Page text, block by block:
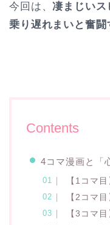
今回は、凄まじいス
乗り遅れまいと奮闘
Contents
4コマ漫画と「
【1コマ目
【2コマ目
【3コマ目